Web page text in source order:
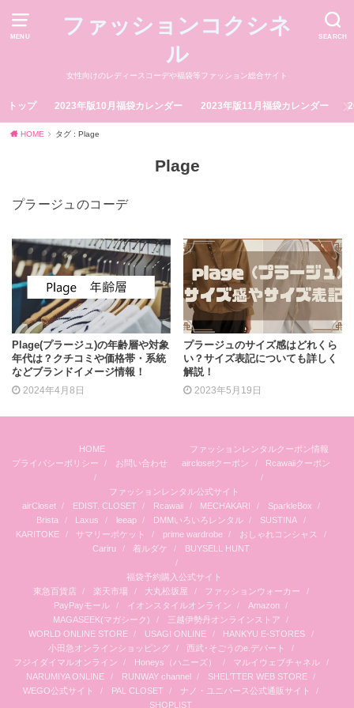
MENU SEARCH
ファッションコクシネ
ル
女性向けのレディースコーデや福袋等ファッション総合サイト
トップ 2023年版10月福袋カレンダー 2023年版11月福袋カレンダー
HOME タグ : Plage
Plage
プラージュのコーデ
Plage(プラージュ)の年齢層や対象
年代は？クチコミや価格帯・系統
などブランドイメージ情報！
2024年4月8日
プラージュのサイズ感はどれくら
い？サイズ表記についても詳しく
解説！
2023年5月19日
HOME
プライバシーポリシー
お問い合わせ
ファッションレンタルクーポン情報
airclosetクーポン
Rcawaiiクーポン
ファッションレンタル公式サイト
airCloset
EDIST. CLOSET Rcawaii MECHAKARI
SparkleBox
Brista
Laxus leeap DMMいろいろレンタル
SUSTINA
KARITOKE
サマリーポケット prime wardrobe
おしゃれコンシャス
Cariru
着ルダケ BUYSELL HUNT
福袋予約購入公式サイト
東急百貨店
楽天市場 大丸松坂屋
ファッションウォーカー
PayPayモール
イオンスタイルオンライン
Amazon
MAGASEEK(マガシーク)
三越伊勢丹オンラインストア
WORLD ONLINE STORE
USAGI ONLINE
HANKYU E-STORES
小田急オンラインショッピング
西武･そごうのe.デパート
フジイダイマルオンライン
Honeys（ハニーズ）
マルイウェブチャネル
NARUMIYA ONLINE
RUNWAY channel
SHEL’TTER WEB STORE
WEGO公式サイト
PAL CLOSET
ナノ・ユニバース公式通販サイト
SHOPLIST